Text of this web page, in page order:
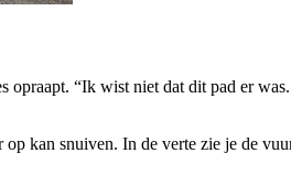
opraapt. “Ik wist niet dat dit pad er
kan snuiven. In de verte zie je de